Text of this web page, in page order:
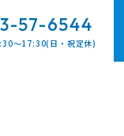
57-6544
〜17:30(日・祝定休)